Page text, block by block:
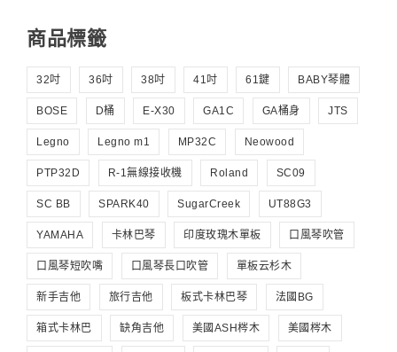
商品標籤
32吋 36吋 38吋 41吋 61鍵 BABY琴體
BOSE D桶 E-X30 GA1C GA桶身 JTS
Legno Legno m1 MP32C Neowood
PTP32D R-1無線接收機 Roland SC09
SC BB SPARK40 SugarCreek UT88G3
YAMAHA 卡林巴琴 印度玫瑰木單板 口風琴吹管
口風琴短吹嘴 口風琴長口吹管 單板云杉木
新手吉他 旅行吉他 板式卡林巴琴 法國BG
箱式卡林巴 缺角吉他 美國ASH梣木 美國梣木